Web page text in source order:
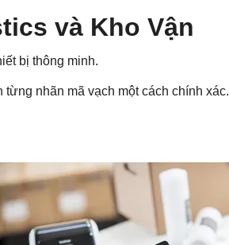
và Kho Vận
bị thông minh.
nhãn mã vạch một cách chính xác.